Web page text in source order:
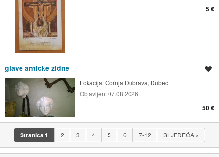
5 €
glave anticke zidne
Lokacija:Gornja Dubrava, Dubec
Objavljen:07.08.2026.
50 €
Stranica1 2 3 4 5 6 7-12 SLJEDEĆA »